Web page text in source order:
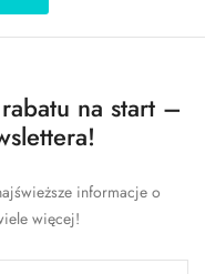
na start –
informacje o
więcej!